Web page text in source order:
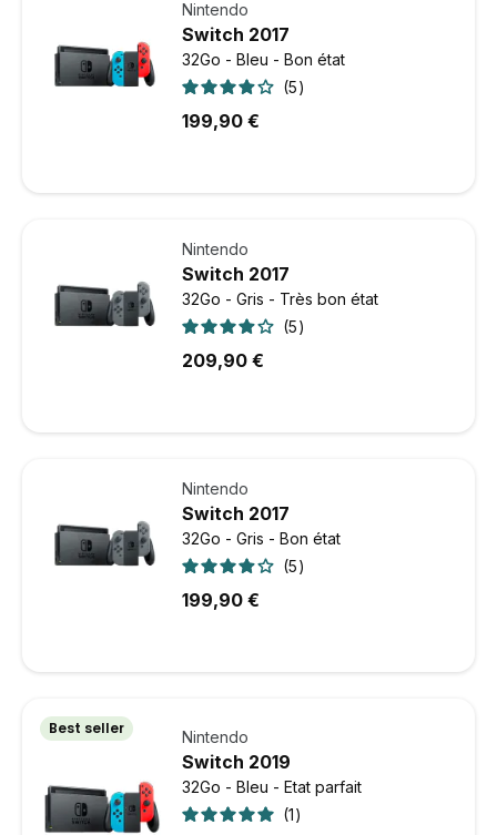
Nintendo
Switch 2017
32Go - Bleu - Bon état
5
199,90 €
Nintendo
Switch 2017
32Go - Gris - Très bon état
5
209,90 €
Nintendo
Switch 2017
32Go - Gris - Bon état
5
199,90 €
Best seller Nintendo
Switch 2019
32Go - Bleu - Etat parfait
1